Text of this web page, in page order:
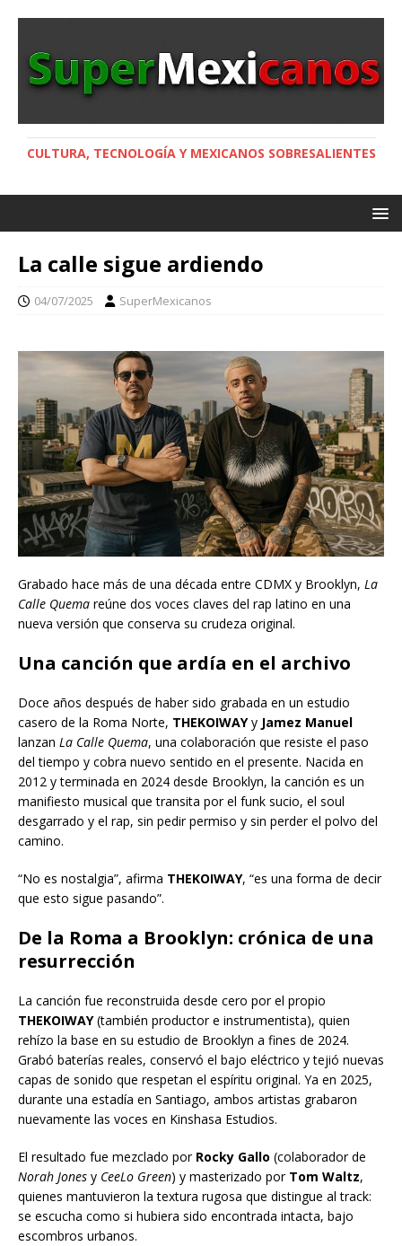
CULTURA, TECNOLOGÍA Y MEXICANOS SOBRESALIENTES
La calle sigue ardiendo
04/07/2025 SuperMexicanos
Grabado hace más de una década entre CDMX y Brooklyn, La
Calle Quema reúne dos voces claves del rap latino en una
nueva versión que conserva su crudeza original.
Una canción que ardía en el archivo
Doce años después de haber sido grabada en un estudio
casero de la Roma Norte, THEKOIWAYy Jamez Manuel
lanzan La Calle Quema, una colaboración que resiste el paso
del tiempo y cobra nuevo sentido en el presente. Nacida en
2012 y terminada en 2024 desde Brooklyn, la canción es un
manifiesto musical que transita por el funk sucio, el soul
desgarrado y el rap, sin pedir permiso y sin perder el polvo del
camino.
“No es nostalgia”, afirma THEKOIWAY, “es una forma de decir
que esto sigue pasando”.
De la Roma a Brooklyn: crónica de una
resurrección
La canción fue reconstruida desde cero por el propio
THEKOIWAY(también productor e instrumentista), quien
rehízo la base en su estudio de Brooklyn a fines de 2024.
Grabó baterías reales, conservó el bajo eléctrico y tejió nuevas
capas de sonido que respetan el espíritu original. Ya en 2025,
durante una estadía en Santiago, ambos artistas grabaron
nuevamente las voces en Kinshasa Estudios.
El resultado fue mezclado por Rocky Gallo (colaborador de
Norah Jones y CeeLo Green) y masterizado por Tom Waltz,
quienes mantuvieron la textura rugosa que distingue al track:
se escucha como si hubiera sido encontrada intacta, bajo
escombros urbanos.